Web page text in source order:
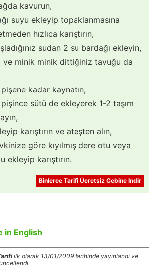
kavurun,
suyu ekleyip topaklanmasına
hızlıca karıştırın,
sudan 2 su bardağı ekleyin,
ve minik minik dittiğiniz tavuğu da
kadar kaynatın,
sütü de ekleyerek 1-2 taşım
karıştırın ve ateşten alın,
göre kıyılmış dere otu veya
ekleyip karıştırın.
Binlerce Tarifi Ücretsiz Cebine İndir
in English
ilk olarak 13/01/2009 tarihinde yayınlandı ve